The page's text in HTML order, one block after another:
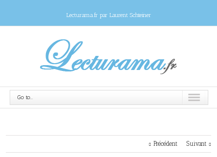
Lecturama.fr par Laurent Schteiner
Go to...
Précédent Suivant